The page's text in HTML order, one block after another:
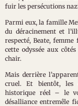
fuir les persécutions
Parmi eux, la famille
du déracinement et
respecté, Beate,
cette odyssée aux
chair.
Mais derrière
cruel. Et bientôt, les
historique réel – le
désalliance entremêle